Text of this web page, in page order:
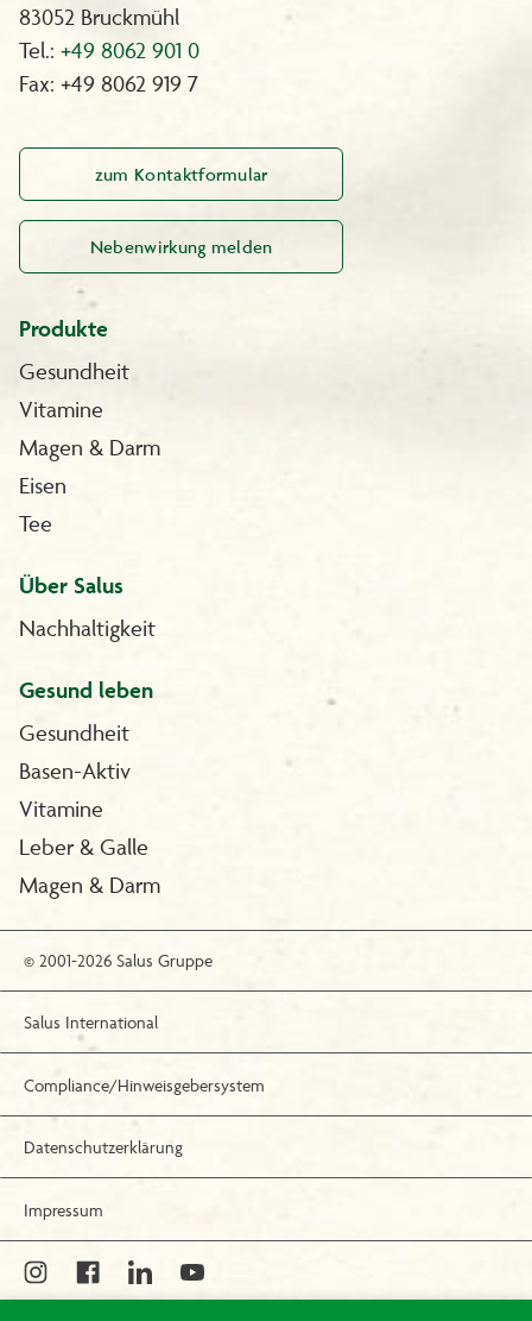
83052 Bruckmühl
Tel.: +49 8062 901 0
Fax: +49 8062 919 7
zum Kontaktformular
Nebenwirkung melden
Produkte
Gesundheit
Vitamine
Magen & Darm
Eisen
Tee
Über Salus
Nachhaltigkeit
Gesund leben
Gesundheit
Basen-Aktiv
Vitamine
Leber & Galle
Magen & Darm
© 2001-2026 Salus Gruppe
Salus International
Compliance/Hinweisgebersystem
Datenschutzerklärung
Impressum